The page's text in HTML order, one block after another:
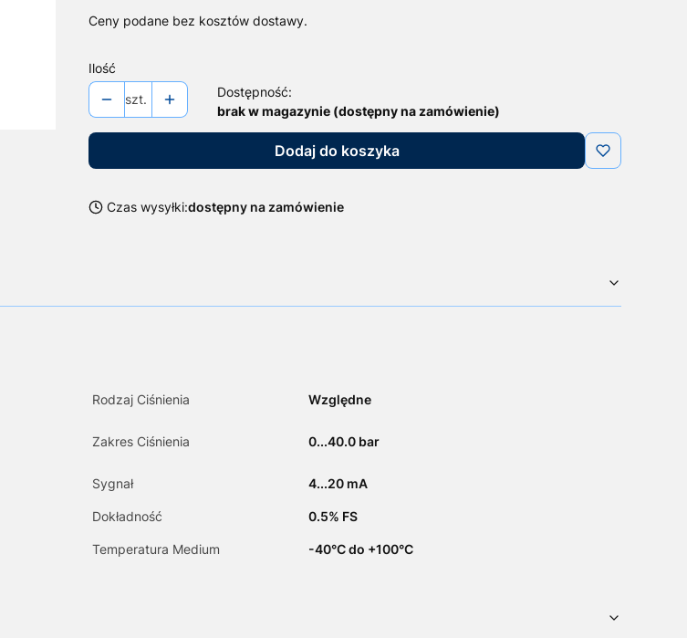
Ceny podane bez kosztów dostawy.
Ilość
szt.
Dostępność:
brak w magazynie (dostępny na zamówienie)
Dodaj do koszyka
Czas wysyłki:dostępny na zamówienie
Rodzaj Ciśnienia Względne
Zakres Ciśnienia 0...40.0 bar
Sygnał 4...20 mA
Dokładność 0.5% FS
Temperatura Medium -40°C do +100°C